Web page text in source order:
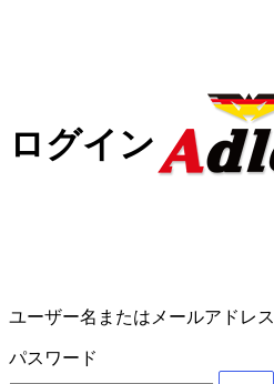
ログイン
ユーザー名またはメールアドレス
パスワード